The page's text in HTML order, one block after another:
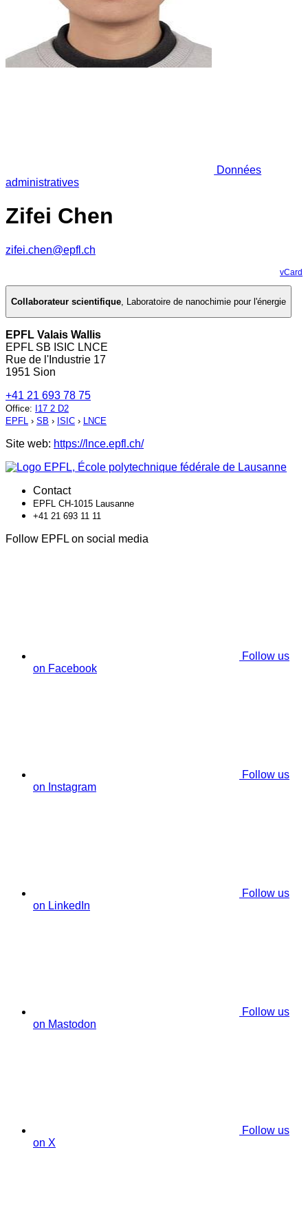
Données
administratives
Zifei Chen
zifei.chen@epfl.ch
vCard
Collaborateur scientifique, Laboratoire de nanochimie pour l'énergie
EPFL Valais Wallis
EPFL SB ISIC LNCE
Rue de l'Industrie 17
1951 Sion
+41 21 693 78 75
Office:
I17 2 D2
EPFL › SB › ISIC › LNCE
Site web: https://lnce.epfl.ch/
Contact
EPFL CH-1015 Lausanne
+41 21 693 11 11
Follow EPFL on social media
Follow us
on Facebook
Follow us
on Instagram
Follow us
on LinkedIn
Follow us
on Mastodon
Follow us
on X